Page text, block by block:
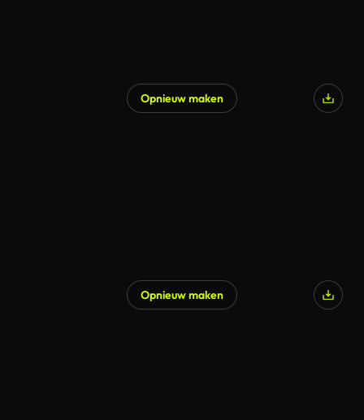
Opnieuw maken
Opnieuw maken